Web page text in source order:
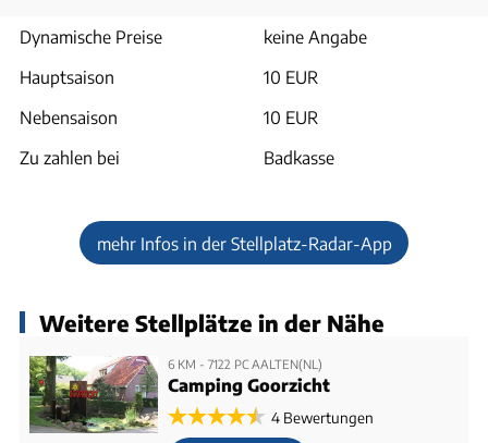
Dynamische Preise
keine Angabe
Hauptsaison
10 EUR
Nebensaison
10 EUR
Zu zahlen bei
Badkasse
mehr Infos in der Stellplatz-Radar-App
Weitere Stellplätze in der Nähe
6 KM - 7122 PC AALTEN(NL)
Camping Goorzicht
4 Bewertungen